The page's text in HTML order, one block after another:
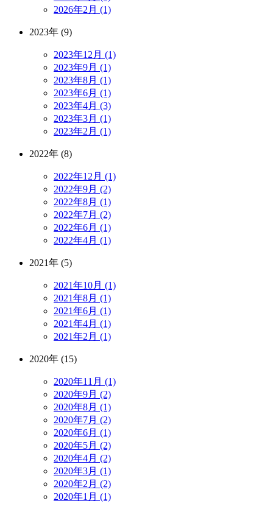
2026年2月 (1)
2023年 (9)
2023年12月 (1)
2023年9月 (1)
2023年8月 (1)
2023年6月 (1)
2023年4月 (3)
2023年3月 (1)
2023年2月 (1)
2022年 (8)
2022年12月 (1)
2022年9月 (2)
2022年8月 (1)
2022年7月 (2)
2022年6月 (1)
2022年4月 (1)
2021年 (5)
2021年10月 (1)
2021年8月 (1)
2021年6月 (1)
2021年4月 (1)
2021年2月 (1)
2020年 (15)
2020年11月 (1)
2020年9月 (2)
2020年8月 (1)
2020年7月 (2)
2020年6月 (1)
2020年5月 (2)
2020年4月 (2)
2020年3月 (1)
2020年2月 (2)
2020年1月 (1)